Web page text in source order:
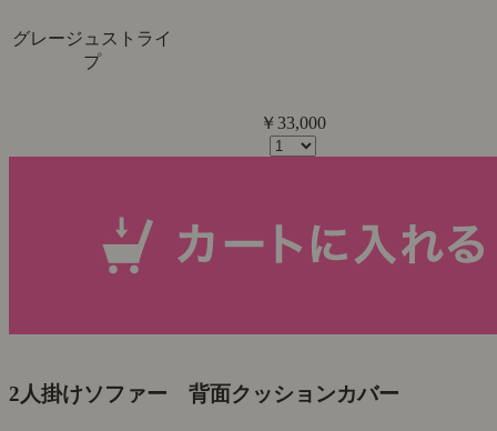
グレージュストライ
プ
￥33,000
2人掛けソファー 背面クッションカバー